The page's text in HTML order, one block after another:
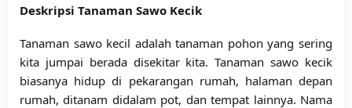
Deskripsi Tanaman Sawo Kecik
Tanaman sawo kecil adalah tanaman pohon yang sering
kita jumpai berada disekitar kita. Tanaman sawo kecik
biasanya hidup di pekarangan rumah, halaman depan
rumah, ditanam didalam pot, dan tempat lainnya. Nama